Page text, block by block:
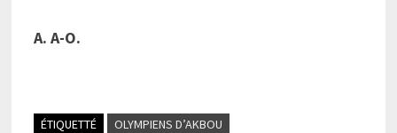
A. A-O.
ÉTIQUETTÉ OLYMPIENS D’AKBOU